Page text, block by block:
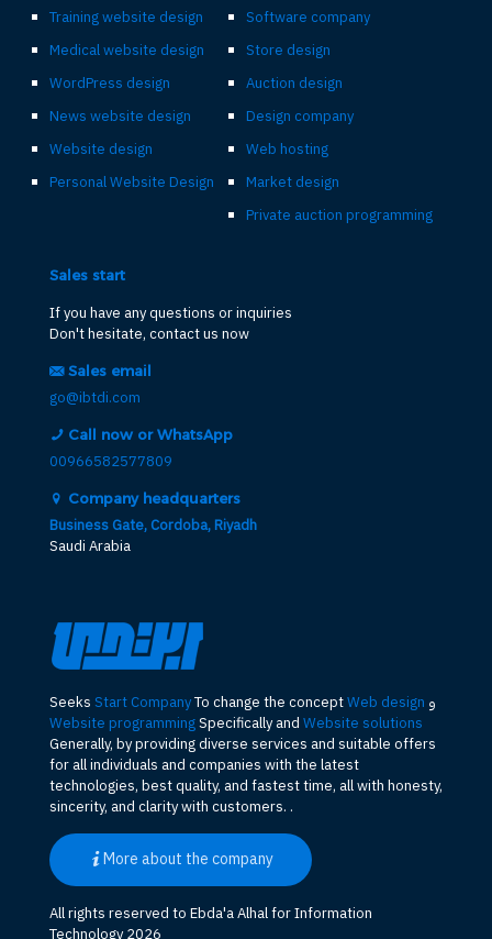
Software company
Store design
Auction design
Design company
Web hosting
Market design
Private auction programming
Training website design
Medical website design
WordPress design
News website design
Website design
Personal Website Design
Sales start
If you have any questions or inquiries
Don't hesitate, contact us now
Sales email
go@ibtdi.com
Call now or WhatsApp
00966582577809
Company headquarters
Business Gate, Cordoba, Riyadh
Saudi Arabia
Seeks Start CompanyTo change the conceptWeb design و
Website programmingSpecifically and Website solutions
Generally, by providing diverse services and suitable offers
for all individuals and companies with the latest
technologies, best quality, and fastest time, all with honesty,
sincerity, and clarity with customers. .
More about the company
All rights reserved to Ebda'a Alhal for Information
Technology 2026